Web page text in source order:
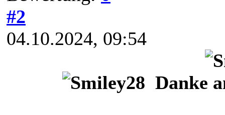
#2
04.10.2024, 09:54
Danke